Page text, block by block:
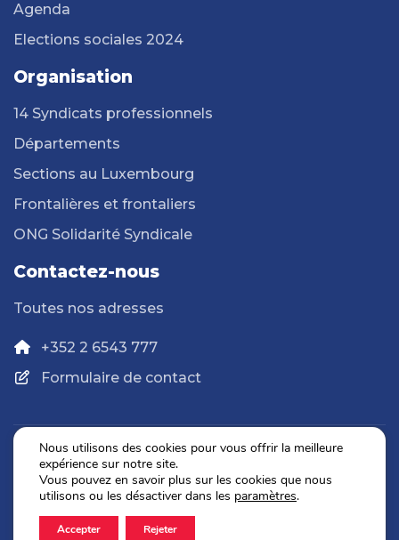
Agenda
Elections sociales 2024
Organisation
14 Syndicats professionnels
Départements
Sections au Luxembourg
Frontalières et frontaliers
ONG Solidarité Syndicale
Contactez-nous
Toutes nos adresses
+352 2 6543 777
Formulaire de contact
Politique de confidentialité
Mentions légales
Nous utilisons des cookies pour vous offrir la meilleure
expérience sur notre site.
Vous pouvez en savoir plus sur les cookies que nous
utilisons ou les désactiver dans les paramètres.
Accepter Rejeter